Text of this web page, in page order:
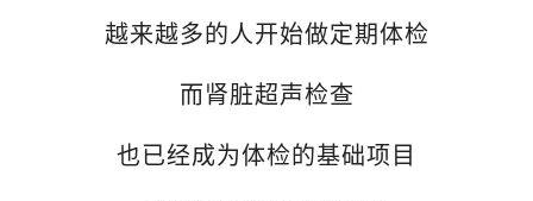
越来越多的人开始做定期体检
而肾脏超声检查
也已经成为体检的基础项目